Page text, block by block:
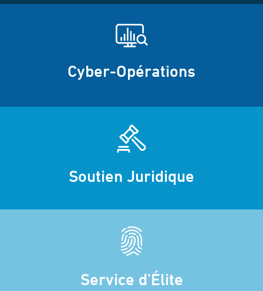
Cyber-Opérations
Soutien Juridique
Service d’Élite